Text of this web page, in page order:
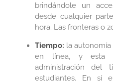
brindándole un
desde cualquier
hora. Las fronteras o
Tiempo: la
en línea, y esta
administración
estudiantes. En sí